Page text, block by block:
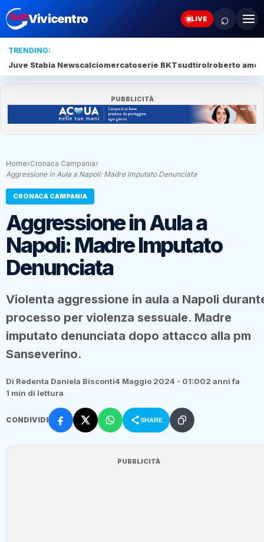
Vivicentro LIVE ⌕
TRENDING:
Juve Stabia Newscalciomercatoserie BKTsudtirolroberto
PUBBLICITÀ
Home›Cronaca Campania›
Aggressione in Aula a Napoli: Madre Imputato Denunciata
CRONACA CAMPANIA
Aggressione in Aula a
Napoli: Madre Imputato
Denunciata
Violenta aggressione in aula a Napoli
processo per violenza sessuale. Madre
imputato denunciata dopo attacco alla pm
Sanseverino.
Di Redenta Daniela Bisconti4 Maggio 2024 - 01:002 anni fa
1 min di lettura
CONDIVIDI SHARE
PUBBLICITÀ